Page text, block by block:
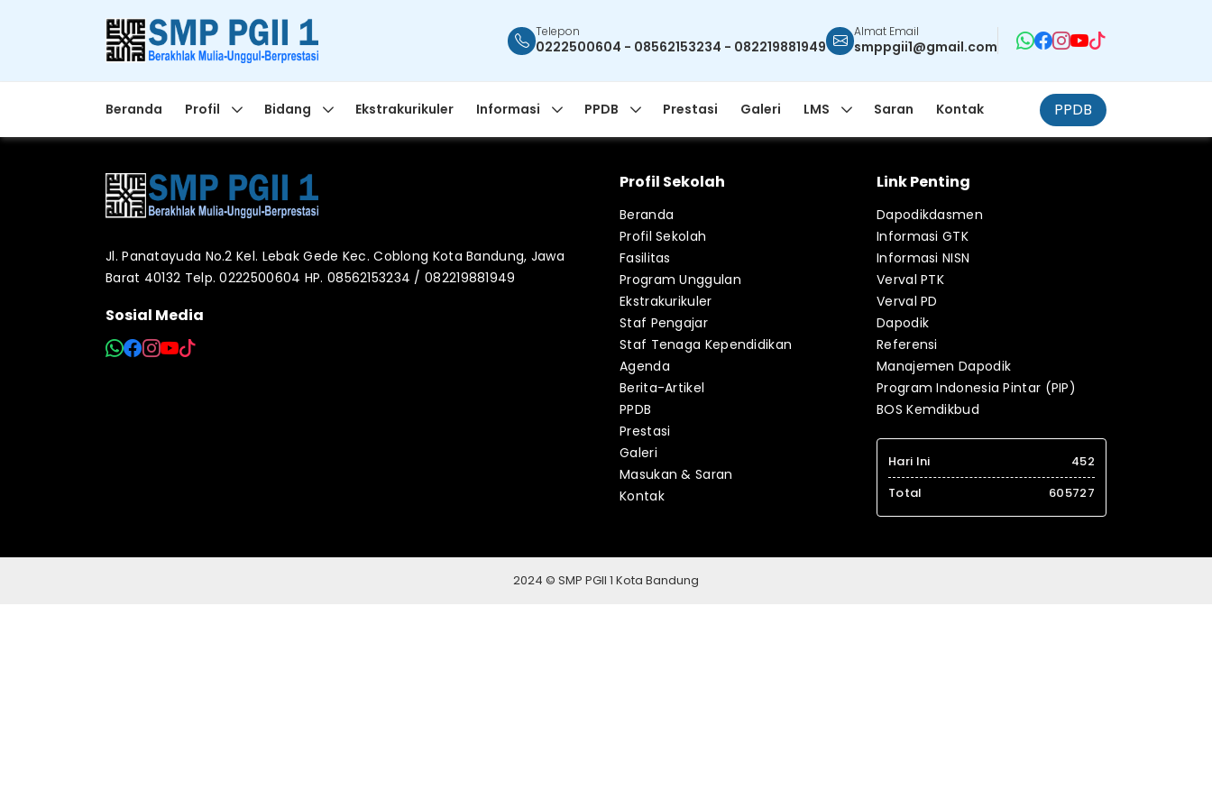
Telepon
0222500604 - 08562153234 - 082219881949
Almat Email
smppgii1@gmail.com
Beranda Profil Bidang Ekstrakurikuler Informasi PPDB Prestasi Galeri LMS Saran Kontak PPDB
Jl. Panatayuda No.2 Kel. Lebak Gede Kec. Coblong Kota Bandung, Jawa
Barat 40132 Telp. 0222500604 HP. 08562153234 / 082219881949
Sosial Media
Profil Sekolah
Beranda
Profil Sekolah
Fasilitas
Program Unggulan
Ekstrakurikuler
Staf Pengajar
Staf Tenaga Kependidikan
Agenda
Berita-Artikel
PPDB
Prestasi
Galeri
Masukan & Saran
Kontak
Link Penting
Dapodikdasmen
Informasi GTK
Informasi NISN
Verval PTK
Verval PD
Dapodik
Referensi
Manajemen Dapodik
Program Indonesia Pintar (PIP)
BOS Kemdikbud
Hari Ini
452
Total
605727
2024 © SMP PGII 1 Kota Bandung